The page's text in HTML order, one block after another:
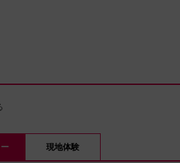
現地体験